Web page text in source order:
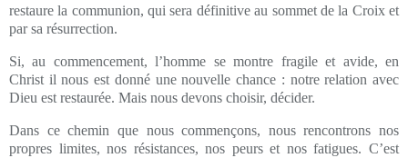
restaure la communion, qui sera définitive au sommet de la Croix et
par sa résurrection.
Si, au commencement, l’homme se montre fragile et avide, en
Christ il nous est donné une nouvelle chance : notre relation avec
Dieu est restaurée. Mais nous devons choisir, décider.
Dans ce chemin que nous commençons, nous rencontrons nos
propres limites, nos résistances, nos peurs et nos fatigues. C’est